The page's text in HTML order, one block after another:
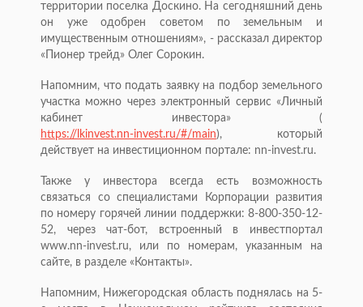
территории поселка Доскино. На сегодняшний день
он уже одобрен советом по земельным и
имущественным отношениям», - рассказал директор
«Пионер трейд» Олег Сорокин.
Напомним, что подать заявку на подбор земельного
участка можно через электронный сервис «Личный
кабинет инвестора» (
https://lkinvest.nn-invest.ru/#/main), который
действует на инвестиционном портале: nn-invest.ru.
Также у инвестора всегда есть возможность
связаться со специалистами Корпорации развития
по номеру горячей линии поддержки: 8-800-350-12-
52, через чат-бот, встроенный в инвестпортал
www.nn-invest.ru, или по номерам, указанным на
сайте, в разделе «Контакты».
Напомним, Нижегородская область поднялась на 5-